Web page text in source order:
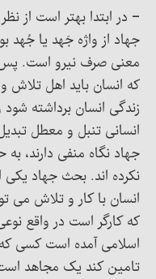
– در ابتدا بهتر است از
جهاد از واژه جَهد یا
معنی صرف نیرو است.
که انسان باید اهل تلاش
زندگی انسان برداشته
انسانی تنبل و معطل
جهاد نگاه منفی دارند،
نکرده اند. بحث جهاد
انسان با کار و تلاش می
که کارگر است در واقع
اسلامی آمده است کسی که
تامین کند یک مجاهد